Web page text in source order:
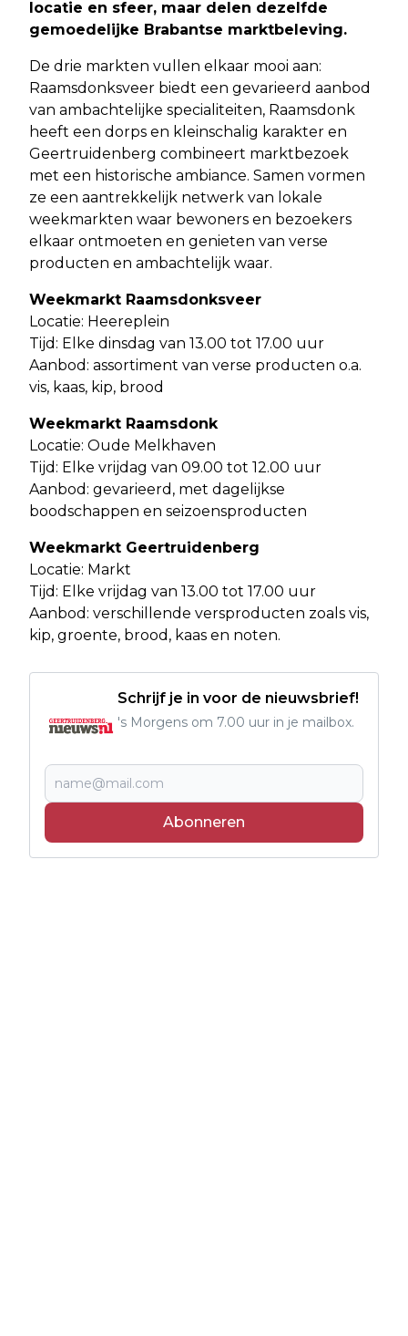
locatie en sfeer, maar delen dezelfde
gemoedelijke Brabantse marktbeleving.
De drie markten vullen elkaar mooi aan:
Raamsdonksveer biedt een gevarieerd aanbod
van ambachtelijke specialiteiten, Raamsdonk
heeft een dorps en kleinschalig karakter en
Geertruidenberg combineert marktbezoek
met een historische ambiance. Samen vormen
ze een aantrekkelijk netwerk van lokale
weekmarkten waar bewoners en bezoekers
elkaar ontmoeten en genieten van verse
producten en ambachtelijk waar.
Weekmarkt Raamsdonksveer
Locatie: Heereplein
Tijd: Elke dinsdag van 13.00 tot 17.00 uur
Aanbod: assortiment van verse producten o.a.
vis, kaas, kip, brood
Weekmarkt Raamsdonk
Locatie: Oude Melkhaven
Tijd: Elke vrijdag van 09.00 tot 12.00 uur
Aanbod: gevarieerd, met dagelijkse
boodschappen en seizoensproducten
Weekmarkt Geertruidenberg
Locatie: Markt
Tijd: Elke vrijdag van 13.00 tot 17.00 uur
Aanbod: verschillende versproducten zoals vis,
kip, groente, brood, kaas en noten.
Schrijf je in voor de nieuwsbrief!
's Morgens om 7.00 uur in je mailbox.
Abonneren